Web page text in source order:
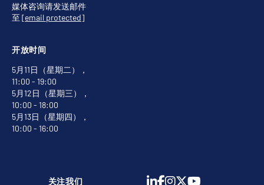
开放时间
5月11日（星期二），
11:00 - 19:00
5月12日（星期三），
10:00 - 18:00
5月13日（星期四），
10:00 - 16:00
媒体咨询请发送邮件
至 [email protected]
关注我们